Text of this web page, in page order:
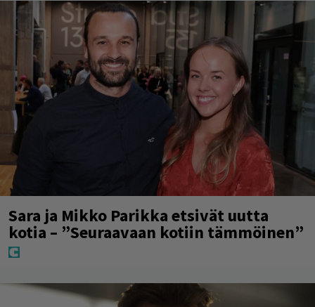
Sara ja Mikko Parikka etsivät uutta
kotia – ”Seuraavaan kotiin tämmöinen”